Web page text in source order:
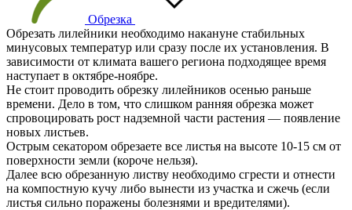
Обрезка
Обрезать лилейники необходимо накануне стабильных
минусовых температур или сразу после их установления. В
зависимости от климата вашего региона подходящее время
наступает в октябре-ноябре.
Не стоит проводить обрезку лилейников осенью раньше
времени. Дело в том, что слишком ранняя обрезка может
спровоцировать рост надземной части растения — появление
новых листьев.
Острым секатором обрезаете все листья на высоте 10-15 см от
поверхности земли (короче нельзя).
Далее всю обрезанную листву необходимо сгрести и отнести
на компостную кучу либо вынести из участка и сжечь (если
листья сильно поражены болезнями и вредителями).